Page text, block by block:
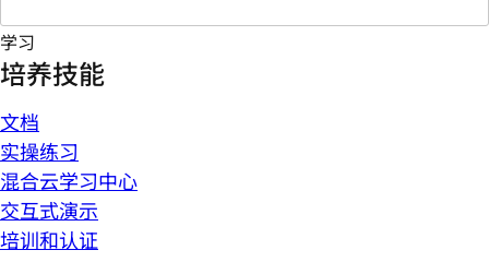
学习
培养技能
文档
实操练习
混合云学习中心
交互式演示
培训和认证